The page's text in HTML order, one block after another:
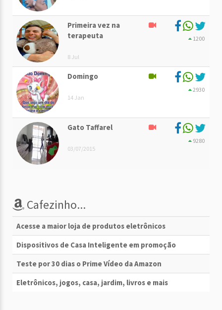
Primeira vez na
terapeuta
8 Jul
1200
Domingo
14 Jan
2930
Gato Taffarel
03/07/2015
9280
Cafezinho...
Acesse a maior loja de produtos eletrônicos
Dispositivos de Casa Inteligente em promoção
Teste por 30 dias o Prime Vídeo da Amazon
Eletrônicos, jogos, casa, jardim, livros e mais